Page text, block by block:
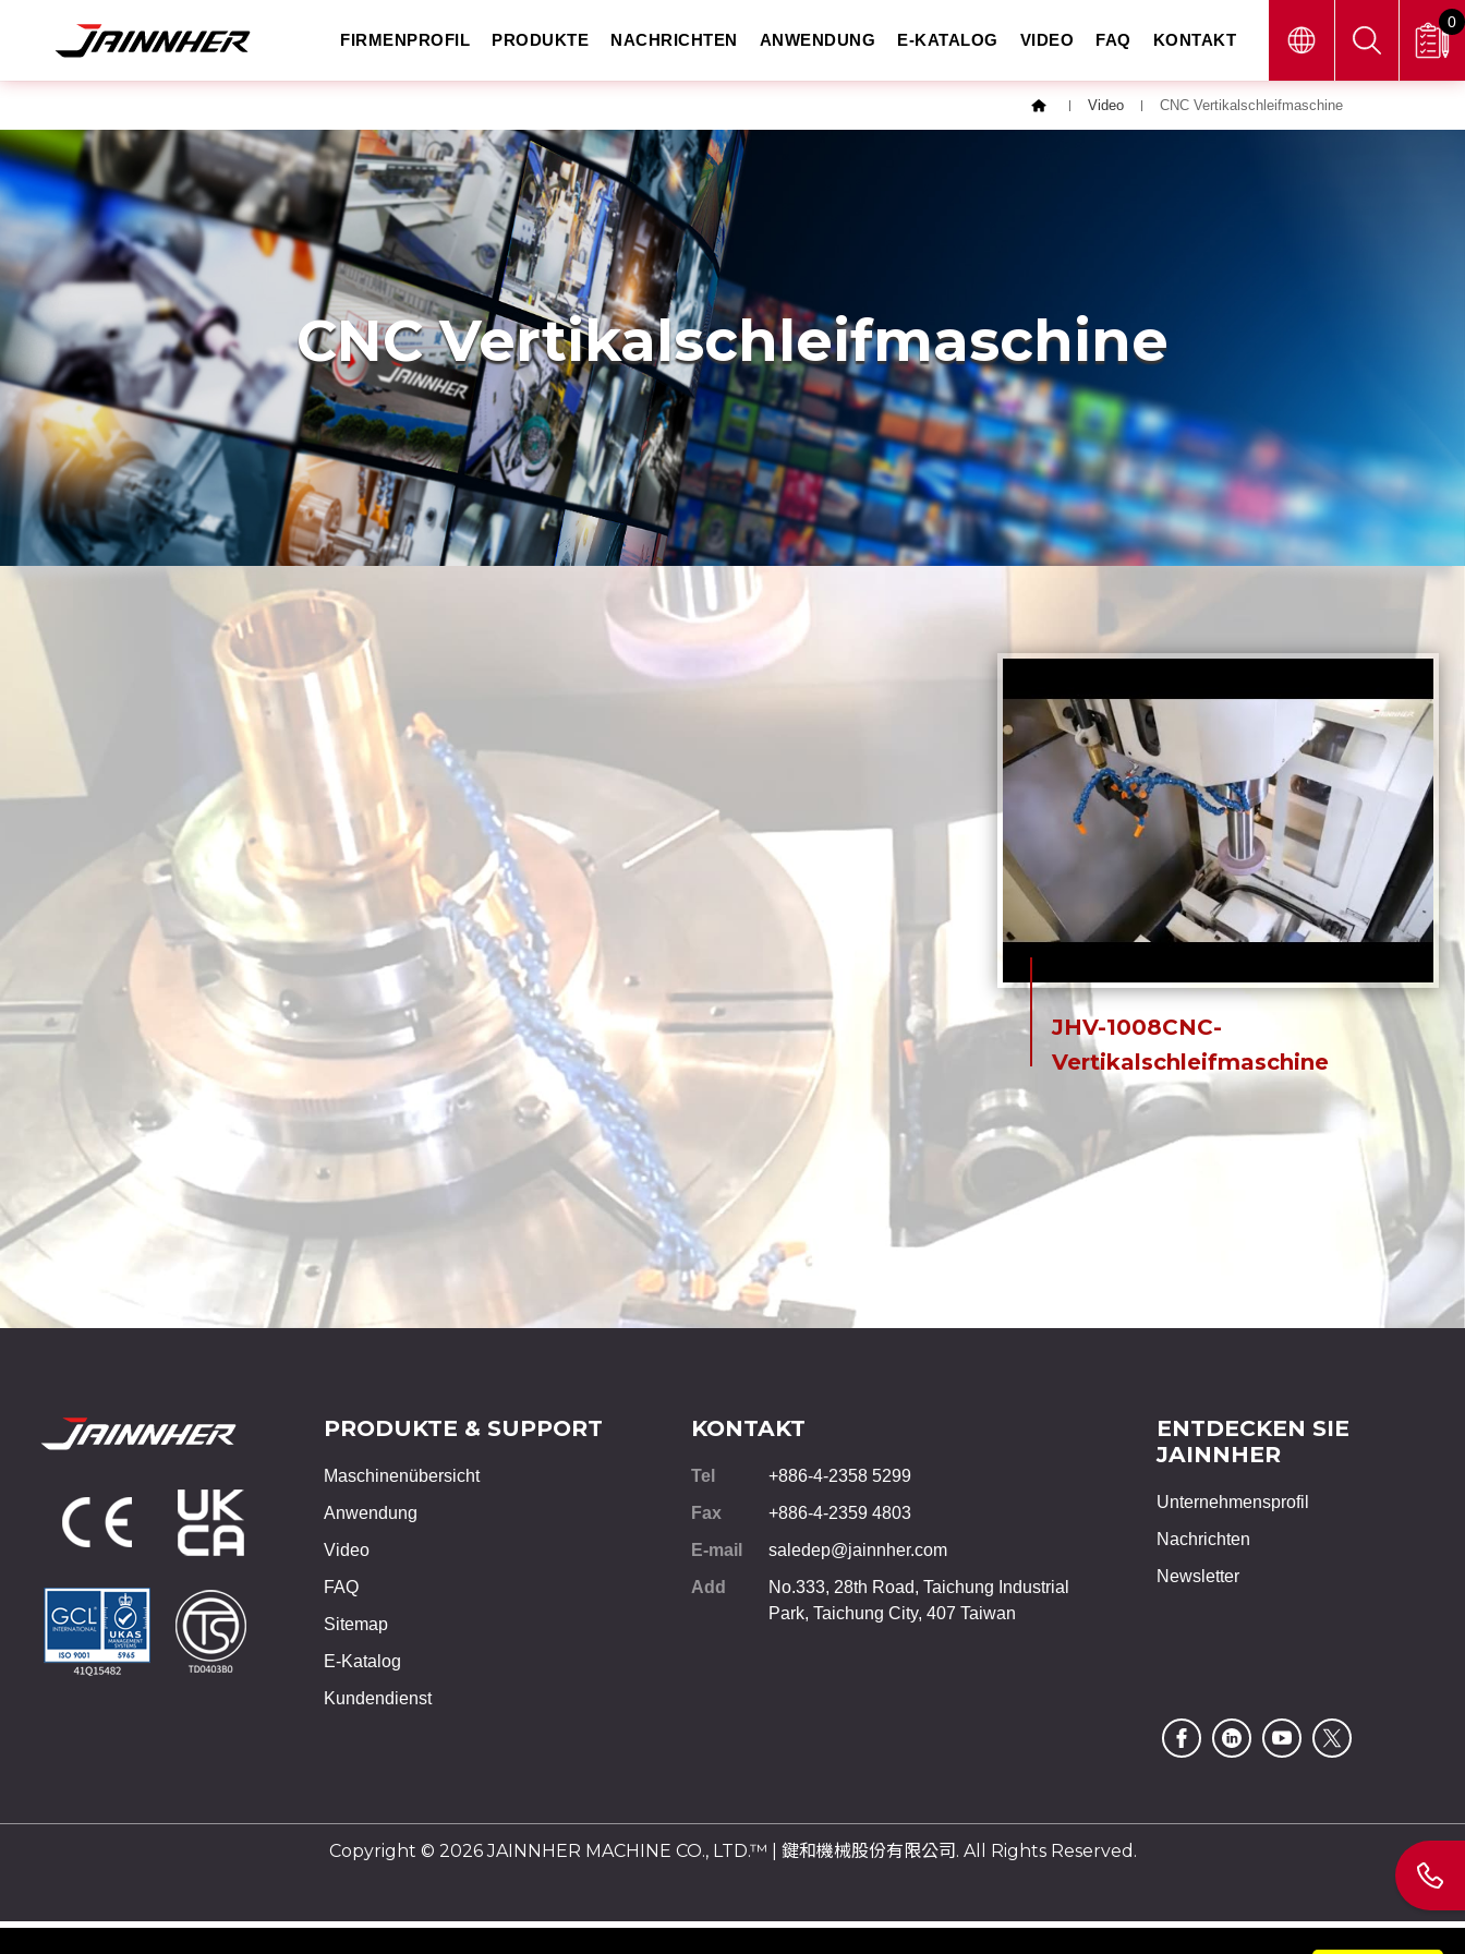
FIRMENPROFIL PRODUKTE NACHRICHTEN ANWENDUNG E-KATALOG VIDEO FAQ KONTAKT
0
Video CNC Vertikalschleifmaschine
CNC Vertikalschleifmaschine
JHV-1008CNC-
Vertikalschleifmaschine
PRODUKTE & SUPPORT
Maschinenübersicht
Anwendung
Video
FAQ
Sitemap
E-Katalog
Kundendienst
KONTAKT
Tel
+886-4-2358 5299
Fax
+886-4-2359 4803
E-mail
saledep@jainnher.com
Add
No.333, 28th Road, Taichung Industrial
Park, Taichung City,407Taiwan
ENTDECKEN SIE
JAINNHER
Unternehmensprofil
Nachrichten
Newsletter
Copyright © 2026 JAINNHER MACHINE CO., LTD.™ | 鍵和機械股份有限公司. All Rights Reserved.